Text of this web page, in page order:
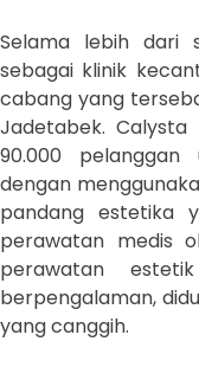
Selama lebih dari
sebagai klinik
cabang yang
Jadetabek.
90.000 pelanggan
dengan
pandang estetika
perawatan medis
perawatan
berpengalaman,
yang canggih.